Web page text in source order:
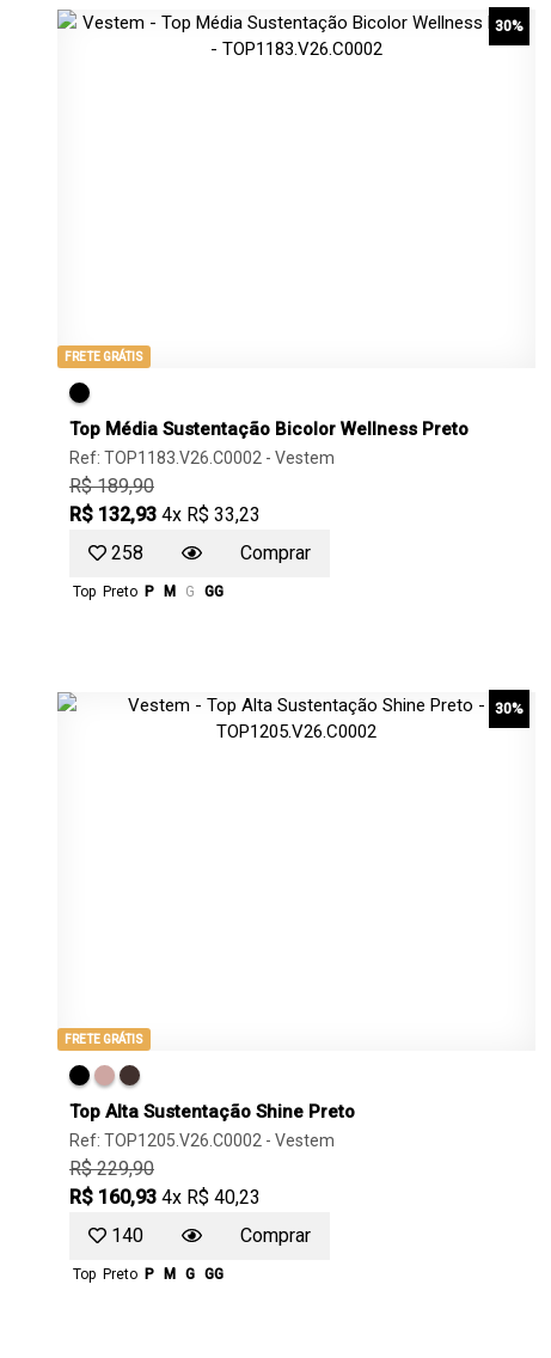
30%
FRETE GRÁTIS
Top Média Sustentação Bicolor Wellness Preto
Ref: TOP1183.V26.C0002 - Vestem
R$ 189,90
R$ 132,93 4x R$ 33,23
258
Comprar
Top Preto P M G GG
30%
FRETE GRÁTIS
Top Alta Sustentação Shine Preto
Ref: TOP1205.V26.C0002 - Vestem
R$ 229,90
R$ 160,93 4x R$ 40,23
140
Comprar
Top Preto P M G GG